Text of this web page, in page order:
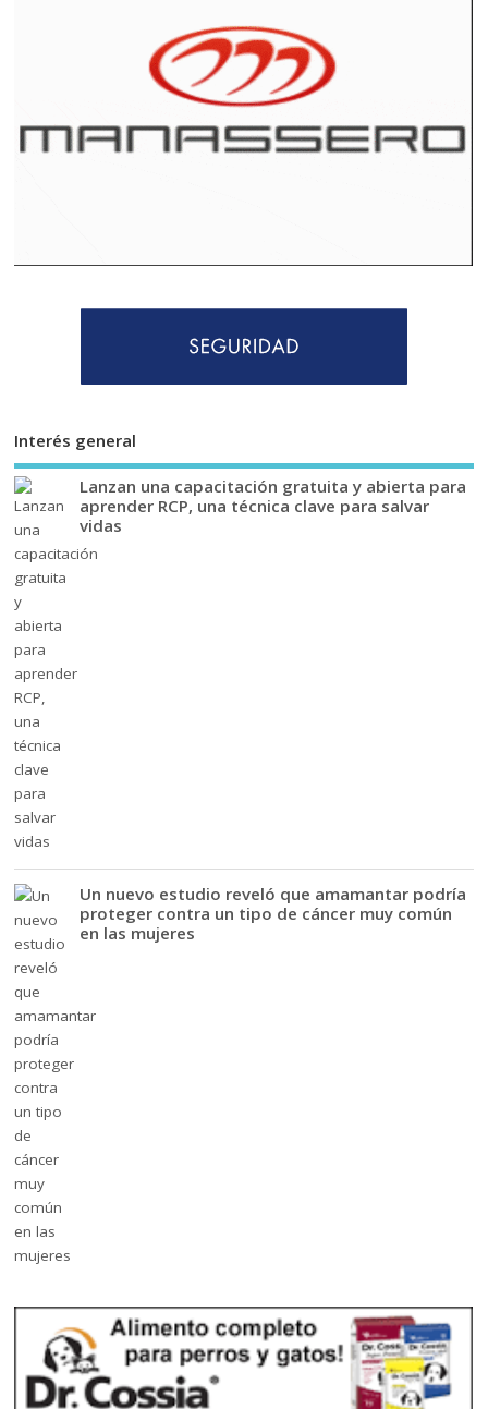
Interés general
Lanzan una capacitación gratuita y abierta para
aprender RCP, una técnica clave para salvar
vidas
Un nuevo estudio reveló que amamantar podría
proteger contra un tipo de cáncer muy común
en las mujeres